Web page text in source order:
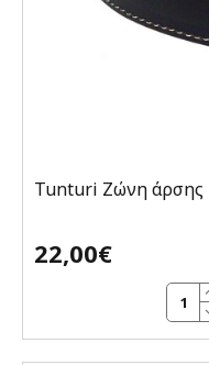
Tunturi Ζώνη άρσης
22,00€